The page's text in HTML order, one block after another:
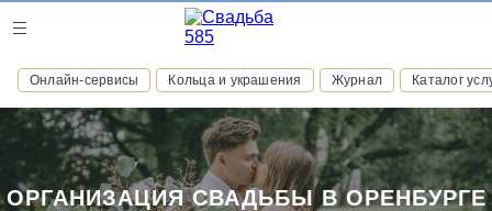
Онлайн-сервисы Кольца и украшения Журнал Каталог
Онлайн-сервисы
ОРГАНИЗАЦИЯ СВАДЬБЫ В ОРЕНБУРГЕ